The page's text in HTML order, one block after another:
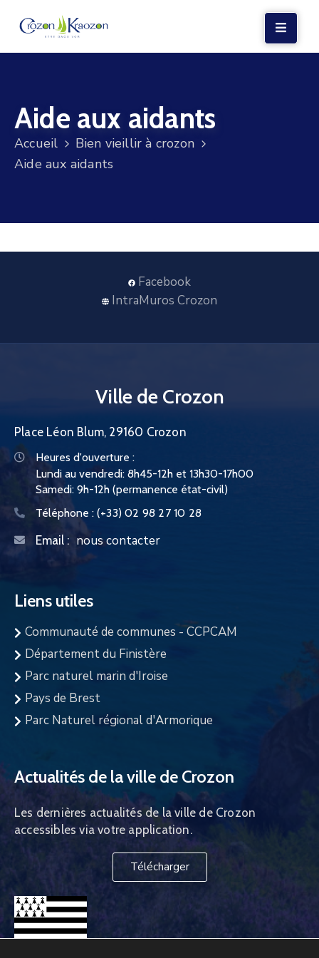
VIE
LOCALE
VIE
ET
Aide aux aidants
Accueil
Bien vieillir à crozon
Aide aux aidants
Facebook
IntraMuros Crozon
Ville de Crozon
Place Léon Blum, 29160 Crozon
Heures d'ouverture :
Lundi au vendredi: 8h45-12h et 13h30-17h00
Samedi: 9h-12h (permanence état-civil)
Téléphone : (+33) 02 98 27 10 28
Email : nous contacter
Liens utiles
Communauté de communes - CCPCAM
Département du Finistère
Parc naturel marin d'Iroise
Pays de Brest
Parc Naturel régional d'Armorique
Actualités de la ville de Crozon
Les dernières actualités de la ville de Crozon
accessibles via votre application.
Télécharger